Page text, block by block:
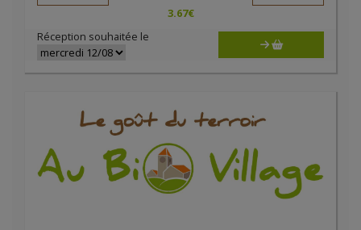
3.67€
Réception souhaitée le